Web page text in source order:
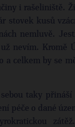
i rašeliniště.
stovek kusů
nemluvě.
nevím. Kromě
a celkem by se
sebou taky
péče o dané